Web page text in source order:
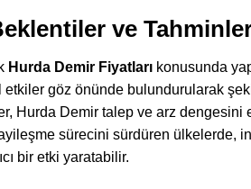
ve
Hurda Demir Fiyatları konusunda
etkiler göz önünde bulundurularak
Hurda Demir talep ve arz dengesini
sürecini sürdüren ülkelerde,
bir etki yaratabilir.